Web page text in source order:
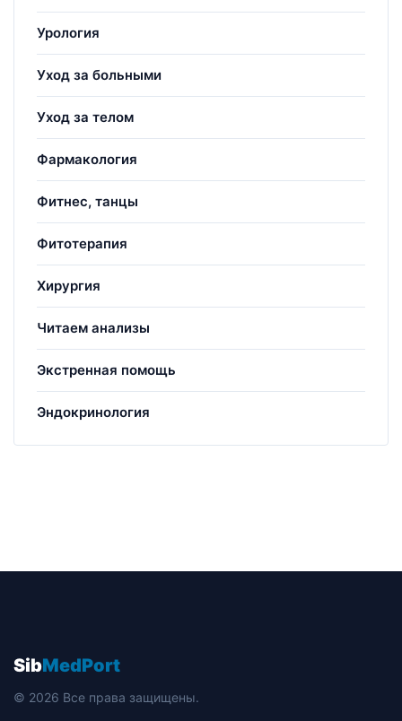
Урология
Уход за больными
Уход за телом
Фармакология
Фитнес, танцы
Фитотерапия
Хирургия
Читаем анализы
Экстренная помощь
Эндокринология
SibMedPort
© 2026 Все права защищены.